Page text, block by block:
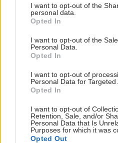
not limited to your visit or usage
grant or deny consent to
use your data for below
consent section.
I want to opt-out of the
personal data.
Opted In
I want to opt-out of the
Personal Data.
Opted In
I want to opt-out of
Personal Data for Targeted
Opted In
I want to opt-out of
Retention, Sale, and/or
Personal Data that Is
Purposes for which it was
Opted Out